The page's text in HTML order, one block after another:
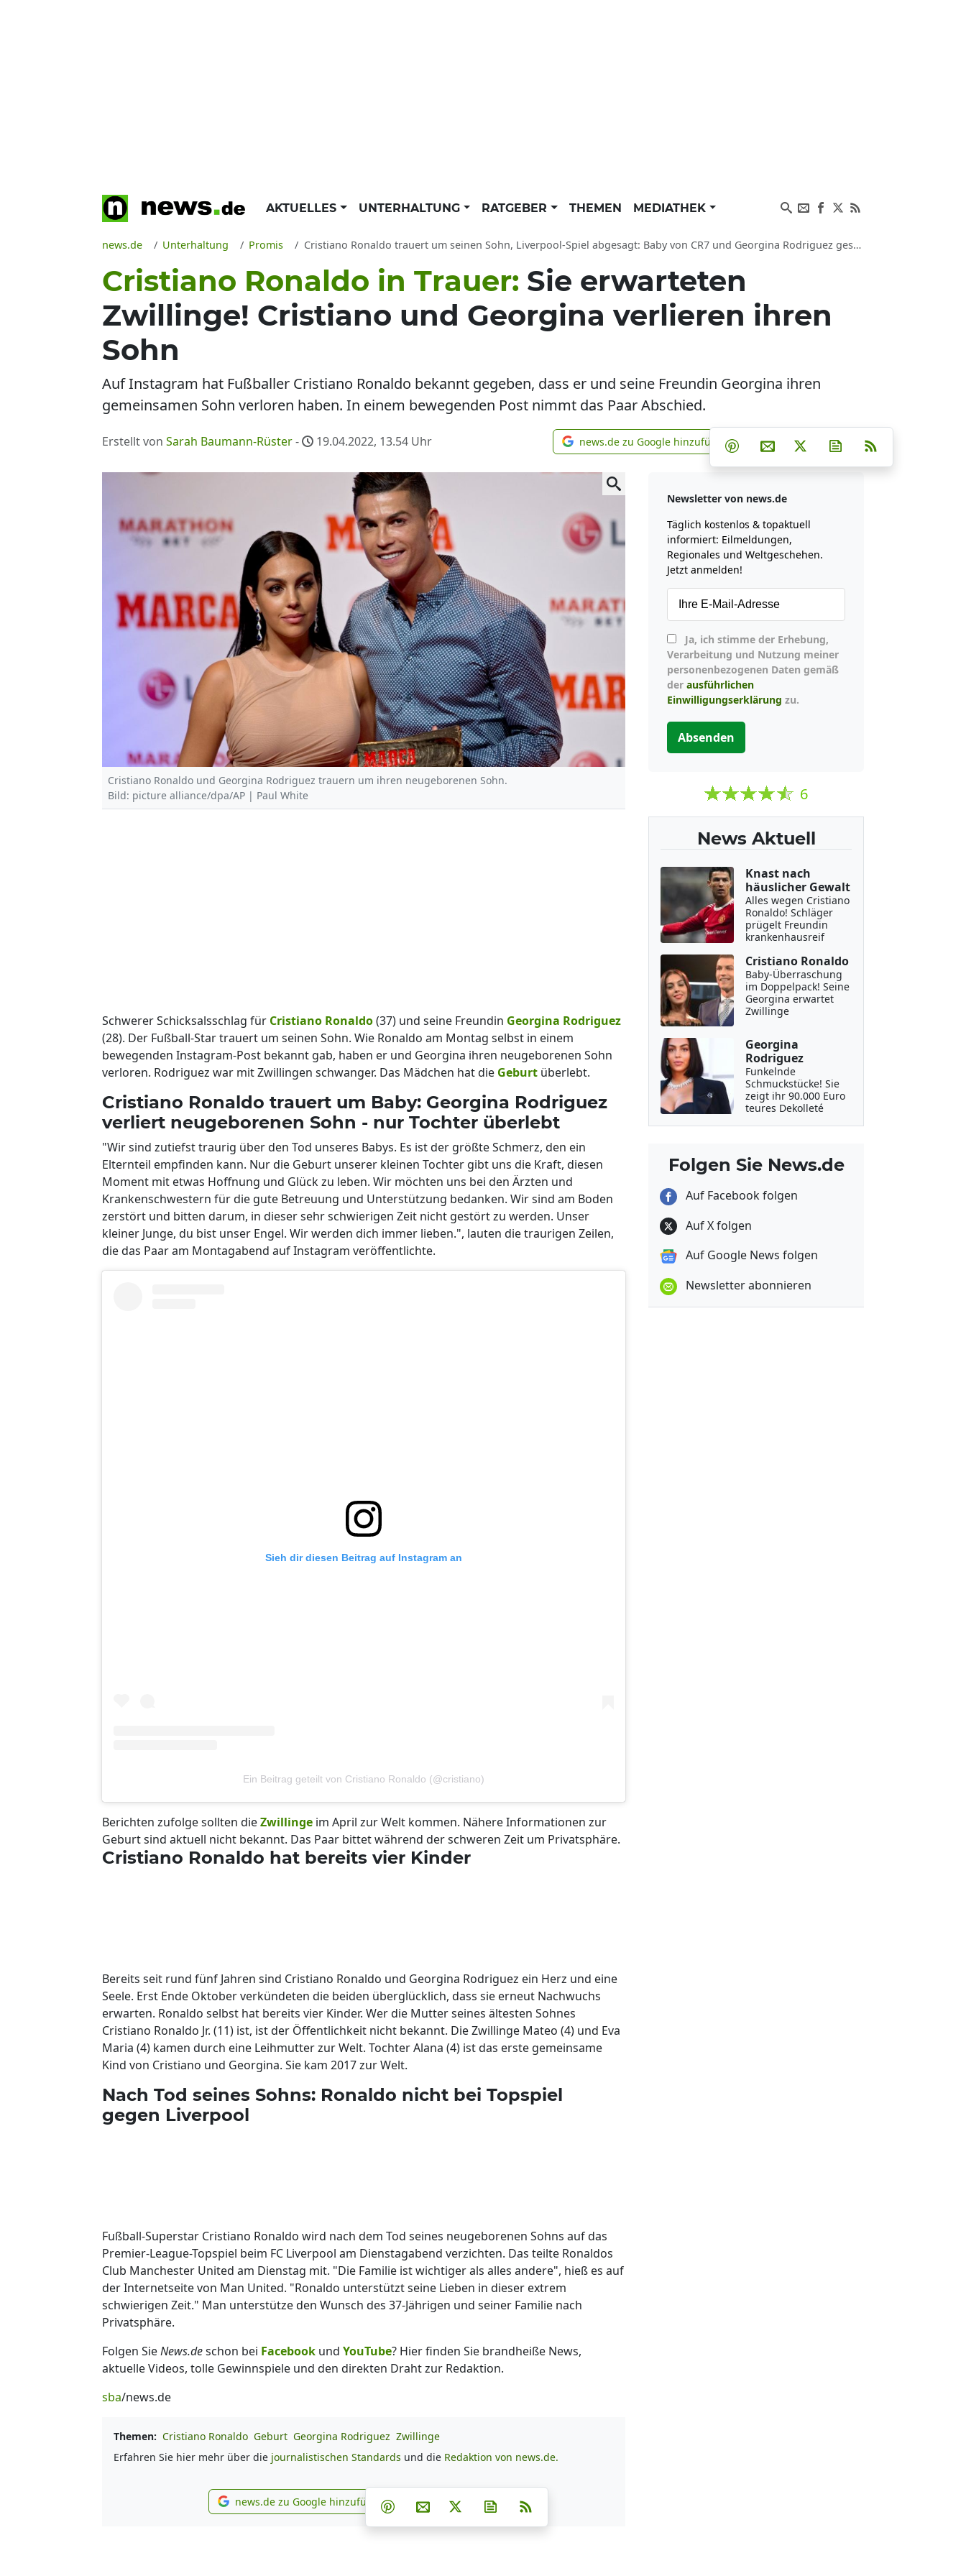
AKTUELLES UNTERHALTUNG RATGEBER THEMEN MEDIATHEK
news.de Unterhaltung Promis Cristiano Ronaldo trauert um seinen Sohn, Liverpool-Spiel abgesagt: Baby von CR7 und Georgina Rodriguez gestorben bei Geburt
Cristiano Ronaldo in Trauer: Sie erwarteten
Zwillinge! Cristiano und Georgina verlieren ihren
Sohn
Auf Instagram hat Fußballer Cristiano Ronaldo bekannt gegeben, dass er und seine Freundin Georgina ihren
gemeinsamen Sohn verloren haben. In einem bewegenden Post nimmt das Paar Abschied.
Erstellt von Sarah Baumann-Rüster- 19.04.2022, 13.54 Uhr news.de zu Google hinzufügen
news.de zu Google hinzufügen Teilen auf Facebook
Teilen auf Whatsapp
Teilen auf Telegram
Teilen auf Pinterest
Per E-Mail teilen
Post auf XNewsletter
Cristiano Ronaldo und Georgina Rodriguez trauern um ihren neugeborenen Sohn.
Bild: picture alliance/dpa/AP | Paul White
Schwerer Schicksalsschlag für Cristiano Ronaldo(37) und seine Freundin Georgina Rodriguez
(28). Der Fußball-Star trauert um seinen Sohn. Wie Ronaldo am Montag selbst in einem
bewegenden Instagram-Post bekannt gab, haben er und Georgina ihren neugeborenen Sohn
verloren. Rodriguez war mit Zwillingen schwanger. Das Mädchen hat die Geburt überlebt.
Cristiano Ronaldo trauert um Baby: Georgina Rodriguez
verliert neugeborenen Sohn - nur Tochter überlebt
"Wir sind zutiefst traurig über den Tod unseres Babys. Es ist der größte Schmerz, den ein
Elternteil empfinden kann. Nur die Geburt unserer kleinen Tochter gibt uns die Kraft, diesen
Moment mit etwas Hoffnung und Glück zu leben. Wir möchten uns bei den Ärzten und
Krankenschwestern für die gute Betreuung und Unterstützung bedanken. Wir sind am Boden
zerstört und bitten darum, in dieser sehr schwierigen Zeit nicht gestört zu werden. Unser
kleiner Junge, du bist unser Engel. Wir werden dich immer lieben.", lauten die traurigen Zeilen,
die das Paar am Montagabend auf Instagram veröffentlichte.
Sieh dir diesen Beitrag auf Instagram an
Ein Beitrag geteilt von Cristiano Ronaldo (@cristiano)
Berichten zufolge sollten dieZwillinge im April zur Welt kommen. Nähere Informationen zur
Geburt sind aktuell nicht bekannt. Das Paar bittet während der schweren Zeit um Privatsphäre.
Cristiano Ronaldo hat bereits vier Kinder
Bereits seit rund fünf Jahren sind Cristiano Ronaldo und Georgina Rodriguez ein Herz und eine
Seele. Erst Ende Oktober verkündeten die beiden überglücklich, dass sie erneut Nachwuchs
erwarten. Ronaldo selbst hat bereits vier Kinder. Wer die Mutter seines ältesten Sohnes
Cristiano Ronaldo Jr. (11) ist, ist der Öffentlichkeit nicht bekannt. Die Zwillinge Mateo (4) und Eva
Maria (4) kamen durch eine Leihmutter zur Welt. Tochter Alana (4) ist das erste gemeinsame
Kind von Cristiano und Georgina. Sie kam 2017 zur Welt.
Nach Tod seines Sohns: Ronaldo nicht bei Topspiel
gegen Liverpool
Fußball-Superstar Cristiano Ronaldo wird nach dem Tod seines neugeborenen Sohns auf das
Premier-League-Topspiel beim FC Liverpool am Dienstagabend verzichten. Das teilte Ronaldos
Club Manchester United am Dienstag mit. "Die Familie ist wichtiger als alles andere", hieß es auf
der Internetseite von Man United. "Ronaldo unterstützt seine Lieben in dieser extrem
schwierigen Zeit." Man unterstütze den Wunsch des 37-Jährigen und seiner Familie nach
Privatsphäre.
Folgen SieNews.deschon bei Facebook und YouTube? Hier finden Sie brandheiße News,
aktuelle Videos, tolle Gewinnspiele und den direkten Draht zur Redaktion.
sba/news.de
Themen: Cristiano Ronaldo Geburt Georgina Rodriguez Zwillinge
Erfahren Sie hier mehr über die journalistischen Standards und die Redaktion von news.de.
news.de zu Google hinzufügen
news.de zu Google hinzufügen Teilen auf Facebook
Teilen auf Whatsapp
Teilen auf Telegram
Teilen auf Pinterest
Per E-Mail teilen
Post auf XNewsletter abonnieren
Newsletter von news.de
Täglich kostenlos & topaktuell
informiert: Eilmeldungen,
Regionales und Weltgeschehen.
Jetzt anmelden!
Verarbeitung und Nutzung meiner
personenbezogenen Daten gemäß
der ausführlichen
Einwilligungserklärung zu.
Absenden
6
News Aktuell
Knast nach
häuslicher Gewalt
Alles wegen Cristiano
Ronaldo! Schläger
prügelt Freundin
krankenhausreif
Cristiano Ronaldo
Baby-Überraschung
im Doppelpack! Seine
Georgina erwartet
Zwillinge
Georgina
Rodriguez
Funkelnde
Schmuckstücke! Sie
zeigt ihr 90.000 Euro
teures Dekolleté
Folgen Sie News.de
Auf Facebook folgen
Auf X folgen
Auf Google News folgen
Newsletter abonnieren